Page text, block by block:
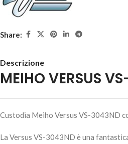
Share:
Descrizione
MEIHO VERSUS
Custodia Meiho Versus VS-3043ND
La Versus VS-3043ND è una